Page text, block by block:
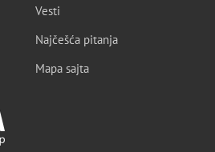
Vesti
Najčešća pitanja
Mapa sajta